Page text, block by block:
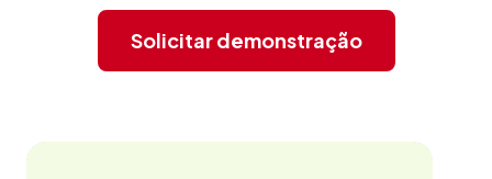
Solicitar demonstração